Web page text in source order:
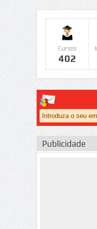
Cursos
402
Publicidade